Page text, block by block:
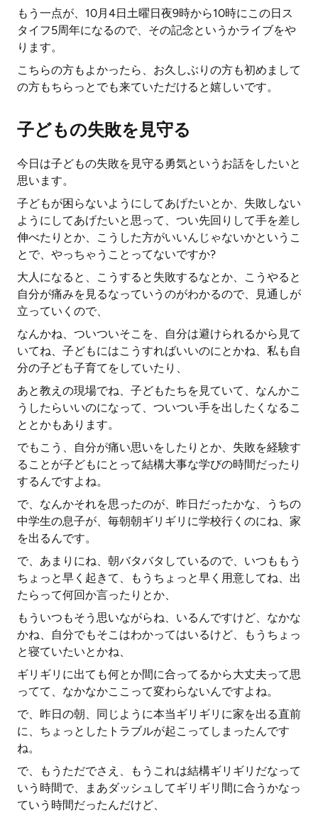
もう一点が、10月4日土曜日夜9時から10時にこの日ス
タイフ5周年になるので、その記念というかライブをや
ります。
こちらの方もよかったら、お久しぶりの方も初めまして
の方もちらっとでも来ていただけると嬉しいです。
子どもの失敗を見守る
今日は子どもの失敗を見守る勇気というお話をしたいと
思います。
子どもが困らないようにしてあげたいとか、失敗しない
ようにしてあげたいと思って、つい先回りして手を差し
伸べたりとか、こうした方がいいんじゃないかというこ
とで、やっちゃうことってないですか?
大人になると、こうすると失敗するなとか、こうやると
自分が痛みを見るなっていうのがわかるので、見通しが
立っていくので、
なんかね、ついついそこを、自分は避けられるから見て
いてね、子どもにはこうすればいいのにとかね、私も自
分の子ども子育てをしていたり、
あと教えの現場でね、子どもたちを見ていて、なんかこ
うしたらいいのになって、ついつい手を出したくなるこ
ととかもあります。
でもこう、自分が痛い思いをしたりとか、失敗を経験す
ることが子どもにとって結構大事な学びの時間だったり
するんですよね。
で、なんかそれを思ったのが、昨日だったかな、うちの
中学生の息子が、毎朝朝ギリギリに学校行くのにね、家
を出るんです。
で、あまりにね、朝バタバタしているので、いつももう
ちょっと早く起きて、もうちょっと早く用意してね、出
たらって何回か言ったりとか、
もういつもそう思いながらね、いるんですけど、なかな
かね、自分でもそこはわかってはいるけど、もうちょっ
と寝ていたいとかね、
ギリギリに出ても何とか間に合ってるから大丈夫って思
ってて、なかなかここって変わらないんですよね。
で、昨日の朝、同じように本当ギリギリに家を出る直前
に、ちょっとしたトラブルが起こってしまったんです
ね。
で、もうただでさえ、もうこれは結構ギリギリだなって
いう時間で、まあダッシュしてギリギリ間に合うかなっ
ていう時間だったんだけど、